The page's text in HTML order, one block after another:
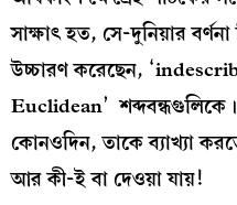
সাক্ষাৎ হত, সে-দুনিয়ার
উচ্চারণ করেছেন,
Euclidean’ শব্দবন্ধগুলিকে।
কোনওদিন, তাকে ব্যাখ্যা
আর কী-ই বা দেওয়া যায়!